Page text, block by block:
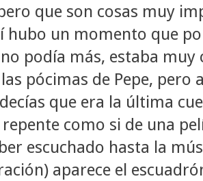
que son cosas muy
hubo un momento que
podía más, estaba muy
pócimas de Pepe, pero
que era la última
como si de una
escuchado hasta la
aparece el